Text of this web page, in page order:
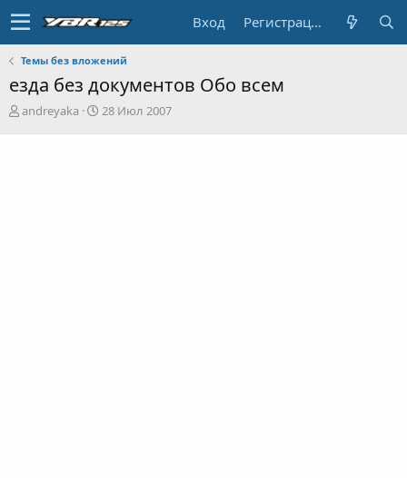
Вход Регистрация
Темы без вложений
езда без документов Обо всем
А
andreyaka
Д
28 Июл 2007